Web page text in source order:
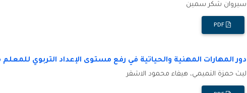
سيروان شكر سمين
دور المهارات المهنية والحياتية في رفع مستوى الإعداد التربوي
ليث حمزة التميمي، هيفاء محمود الاشقر